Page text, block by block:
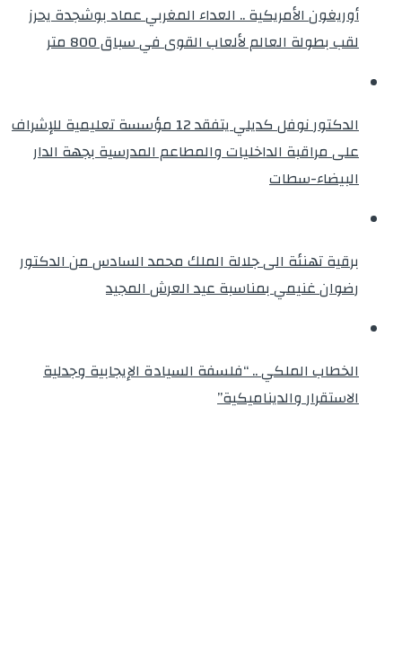
أوريغون الأمريكية .. العداء المغربي عماد بوشجدة يحرز
لقب بطولة العالم لألعاب القوى في سباق 800 متر
الدكتور نوفل كديلي يتفقد 12 مؤسسة تعليمية للإشراف
على مراقبة الداخليات والمطاعم المدرسية بجهة الدار
البيضاء-سطات
برقية تهنئة الى جلالة الملك محمد السادس من الدكتور
رضوان غنيمي بمناسبة عيد العرش المجيد
الخطاب الملكي .. “فلسفة السيادة الإيجابية وجدلية
الاستقرار والديناميكية”